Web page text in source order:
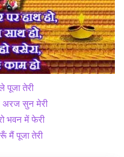
पूजा तेरी
अरज सुन मेरी
भवन में फेरी
मैं पूजा तेरी